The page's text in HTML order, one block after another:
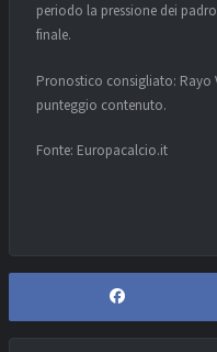
periodo la pressione dei
finale.
Pronostico consigliato: Rayo
punteggio contenuto.
Fonte: Europacalcio.it